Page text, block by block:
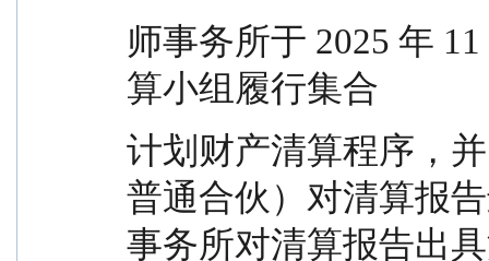
师事务所于 2025 年
算小组履行集合
计划财产清算程序，
普通合伙）对清算报
事务所对清算报告出